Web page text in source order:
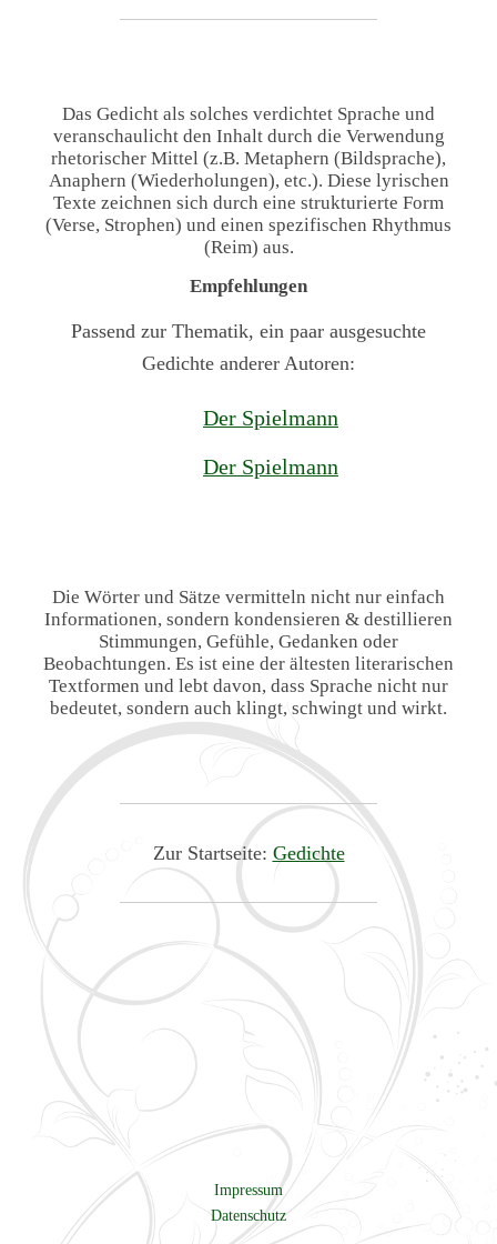
Das Gedicht als solches verdichtet Sprache und
veranschaulicht den Inhalt durch die Verwendung
rhetorischer Mittel (z.B. Metaphern (Bildsprache),
Anaphern (Wiederholungen), etc.). Diese lyrischen
Texte zeichnen sich durch eine strukturierte Form
(Verse, Strophen) und einen spezifischen Rhythmus
(Reim) aus.
Empfehlungen
Passend zur Thematik, ein paar ausgesuchte
Gedichte anderer Autoren:
Der Spielmann
Der Spielmann
Die Wörter und Sätze vermitteln nicht nur einfach
Informationen, sondern kondensieren & destillieren
Stimmungen, Gefühle, Gedanken oder
Beobachtungen. Es ist eine der ältesten literarischen
Textformen und lebt davon, dass Sprache nicht nur
bedeutet, sondern auch klingt, schwingt und wirkt.
Zur Startseite: Gedichte
Impressum
Datenschutz